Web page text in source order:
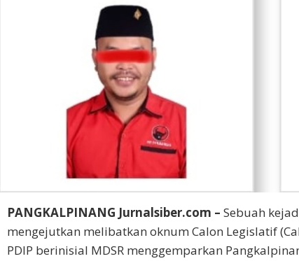
PANGKALPINANG Jurnalsiber.com – Sebuah
mengejutkan melibatkan oknum Calon Legislatif
PDIP berinisial MDSR menggemparkan